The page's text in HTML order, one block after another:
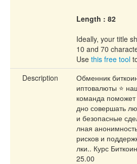
Length : 82
Ideally, your title
10 and 70
Use this free tool
Description
Обменник
иптовалюты ⭐
команда
дно совершать
и безопасные
лная
рисков и
лки.. Курс
25.00